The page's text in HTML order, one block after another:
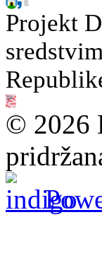
Projekt
© 2026